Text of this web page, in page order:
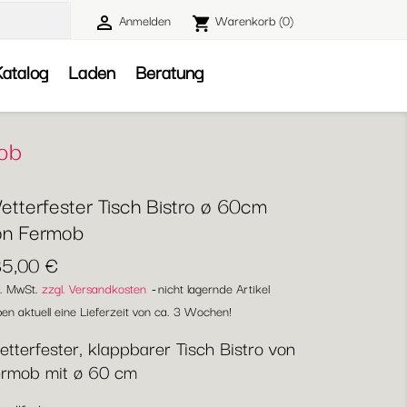
 Anmelden shopping_cart Warenkorb(0)
Laden Beratung
Tisch Bistro ø 60cm
Fermob
€
MwSt. zzgl. Versandkosten nicht lagernde Artikel
aktuell eine Lieferzeit von ca. 3 Wochen!
klappbarer Tisch Bistro von
mit ø 60 cm